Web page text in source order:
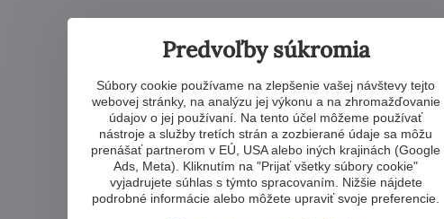
Predvoľby súkromia
Súbory cookie používame na zlepšenie vašej návštevy tejto
webovej stránky, na analýzu jej výkonu a na zhromažďovanie
údajov o jej používaní. Na tento účel môžeme používať
nástroje a služby tretích strán a zozbierané údaje sa môžu
prenášať partnerom v EÚ, USA alebo iných krajinách (Google
Ads, Meta). Kliknutím na "Prijať všetky súbory cookie"
vyjadrujete súhlas s týmto spracovaním. Nižšie nájdete
podrobné informácie alebo môžete upraviť svoje preferencie.